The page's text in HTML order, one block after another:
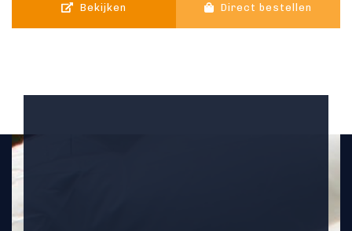
Bekijken Direct bestellen